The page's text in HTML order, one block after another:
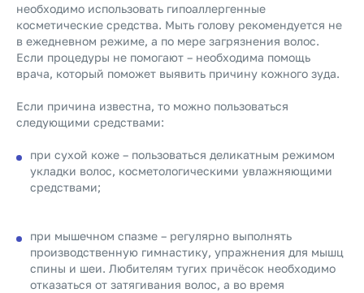
необходимо использовать гипоаллергенные
косметические средства. Мыть голову рекомендуется не
в ежедневном режиме, а по мере загрязнения волос.
Если процедуры не помогают – необходима помощь
врача, который поможет выявить причину кожного зуда.
Если причина известна, то можно пользоваться
следующими средствами:
при сухой коже – пользоваться деликатным режимом
укладки волос, косметологическими увлажняющими
средствами;
при мышечном спазме – регулярно выполнять
производственную гимнастику, упражнения для мышц
спины и шеи. Любителям тугих причёсок необходимо
отказаться от затягивания волос, а во время